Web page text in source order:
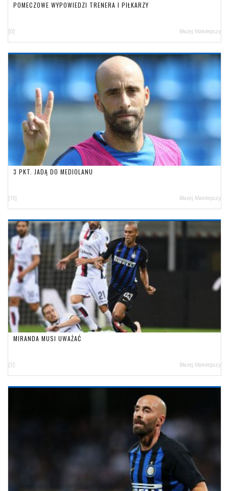
POMECZOWE WYPOWIEDZI TRENERA I PIŁKARZY
[0] Błażej Małolepszy
3 PKT. JADĄ DO MEDIOLANU
[15] Błażej Małolepszy
MIRANDA MUSI UWAŻAĆ
[3] Błażej Małolepszy